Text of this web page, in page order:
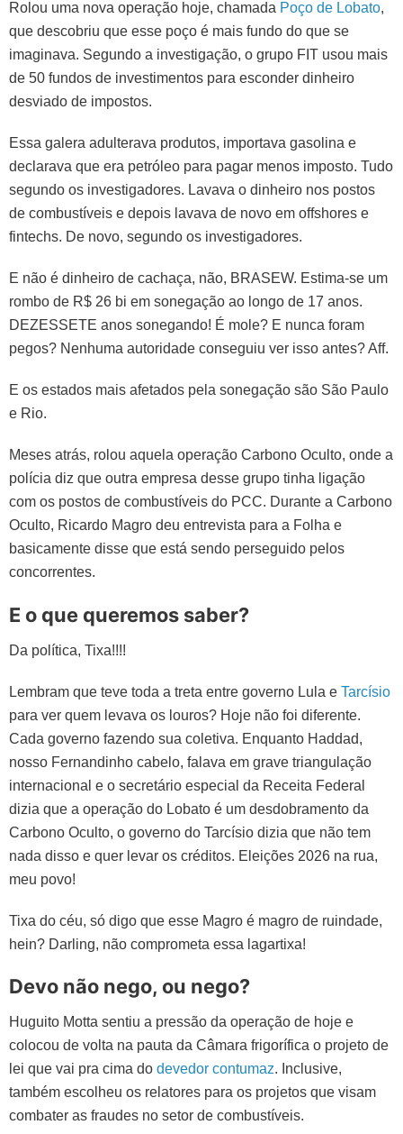
Rolou uma nova operação hoje, chamada Poço de Lobato,
que descobriu que esse poço é mais fundo do que se
imaginava. Segundo a investigação, o grupo FIT usou mais
de 50 fundos de investimentos para esconder dinheiro
desviado de impostos.
Essa galera adulterava produtos, importava gasolina e
declarava que era petróleo para pagar menos imposto. Tudo
segundo os investigadores. Lavava o dinheiro nos postos
de combustíveis e depois lavava de novo em offshores e
fintechs. De novo, segundo os investigadores.
E não é dinheiro de cachaça, não, BRASEW. Estima-se um
rombo de R$ 26 bi em sonegação ao longo de 17 anos.
DEZESSETE anos sonegando! É mole? E nunca foram
pegos? Nenhuma autoridade conseguiu ver isso antes? Aff.
E os estados mais afetados pela sonegação são São Paulo
e Rio.
Meses atrás, rolou aquela operação Carbono Oculto, onde a
polícia diz que outra empresa desse grupo tinha ligação
com os postos de combustíveis do PCC. Durante a Carbono
Oculto, Ricardo Magro deu entrevista para a Folha e
basicamente disse que está sendo perseguido pelos
concorrentes.
E o que queremos saber?
Da política, Tixa!!!!
Lembram que teve toda a treta entre governo Lula e Tarcísio
para ver quem levava os louros? Hoje não foi diferente.
Cada governo fazendo sua coletiva. Enquanto Haddad,
nosso Fernandinho cabelo, falava em grave triangulação
internacional e o secretário especial da Receita Federal
dizia que a operação do Lobato é um desdobramento da
Carbono Oculto, o governo do Tarcísio dizia que não tem
nada disso e quer levar os créditos. Eleições 2026 na rua,
meu povo!
Tixa do céu, só digo que esse Magro é magro de ruindade,
hein? Darling, não comprometa essa lagartixa!
Devo não nego, ou nego?
Huguito Motta sentiu a pressão da operação de hoje e
colocou de volta na pauta da Câmara frigorífica o projeto de
lei que vai pra cima do devedor contumaz. Inclusive,
também escolheu os relatores para os projetos que visam
combater as fraudes no setor de combustíveis.